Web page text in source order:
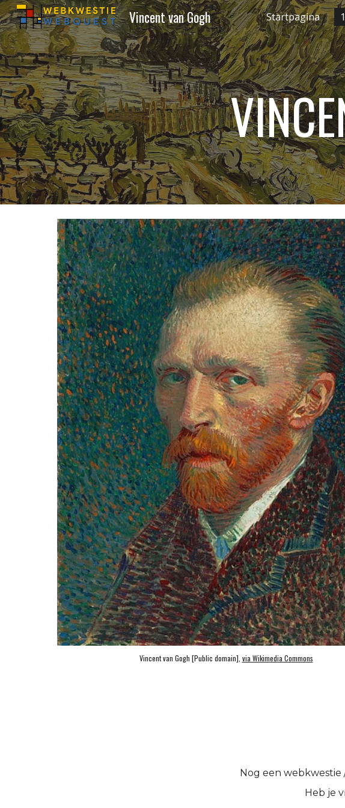
Skip to main content
Vincent van Gogh Startpagina
Vincent van Gogh [Public domain], via Wikimedia Commons
Nog een webkwestie
Heb je